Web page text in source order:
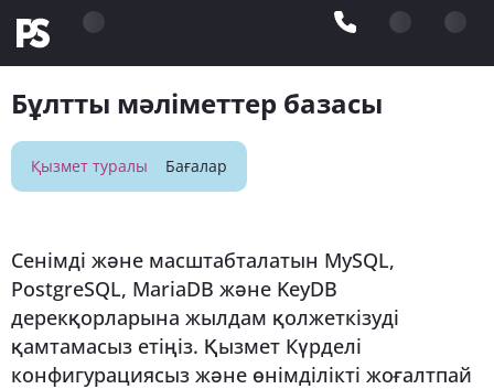
Бұлтты мәліметтер базасы
Қызмет туралы Бағалар
Сенімді және масштабталатын MySQL,
PostgreSQL, MariaDB және KeyDB
дерекқорларына жылдам қолжеткізуді
қамтамасыз етіңіз. Қызмет Күрделі
конфигурациясыз және өнімділікті жоғалтпай